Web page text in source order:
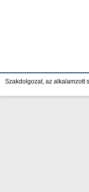
Szakdolgozat, az alkalamzott